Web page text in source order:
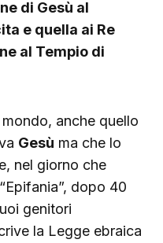
di Gesù al
e quella ai Re
al Tempio di
anche quello
Gesù ma che lo
nel giorno che
dopo 40
genitori
la Legge ebraica